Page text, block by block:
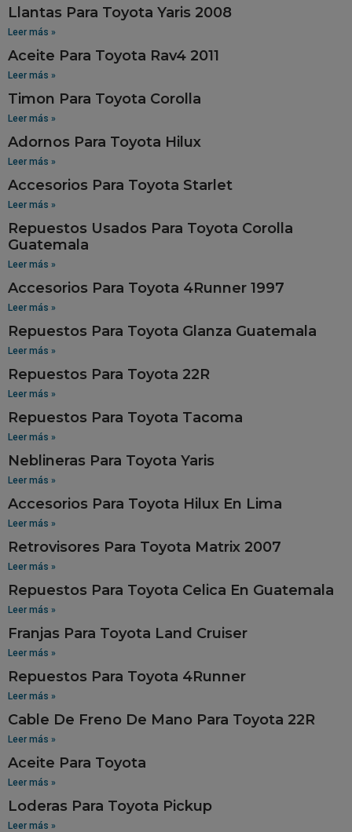
Llantas Para Toyota Yaris 2008
Leer más »
Aceite Para Toyota Rav4 2011
Leer más »
Timon Para Toyota Corolla
Leer más »
Adornos Para Toyota Hilux
Leer más »
Accesorios Para Toyota Starlet
Leer más »
Repuestos Usados Para Toyota Corolla
Guatemala
Leer más »
Accesorios Para Toyota 4Runner 1997
Leer más »
Repuestos Para Toyota Glanza Guatemala
Leer más »
Repuestos Para Toyota 22R
Leer más »
Repuestos Para Toyota Tacoma
Leer más »
Neblineras Para Toyota Yaris
Leer más »
Accesorios Para Toyota Hilux En Lima
Leer más »
Retrovisores Para Toyota Matrix 2007
Leer más »
Repuestos Para Toyota Celica En Guatemala
Leer más »
Franjas Para Toyota Land Cruiser
Leer más »
Repuestos Para Toyota 4Runner
Leer más »
Cable De Freno De Mano Para Toyota 22R
Leer más »
Aceite Para Toyota
Leer más »
Loderas Para Toyota Pickup
Leer más »